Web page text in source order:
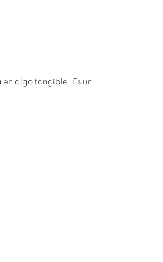
algo tangible. Es un